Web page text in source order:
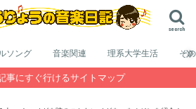
search
ソング 音楽関連 理系大学生活 そ
事にすぐ行けるサイトマップ